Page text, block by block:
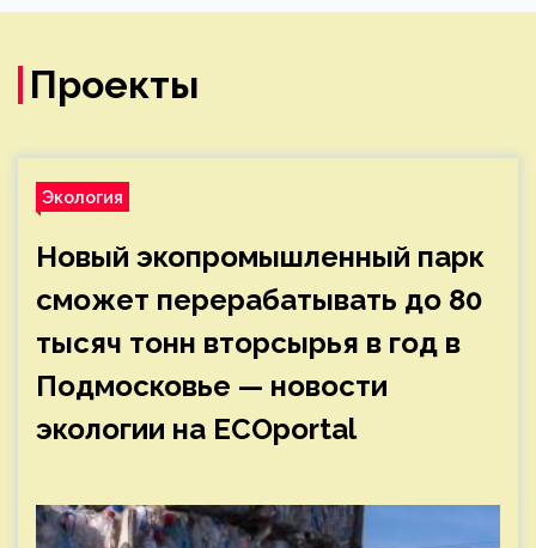
Проекты
Экология
Новый экопромышленный парк
сможет перерабатывать до 80
тысяч тонн вторсырья в год в
Подмосковье — новости
экологии на ECOportal